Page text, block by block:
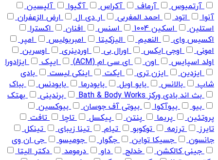
آرتمیوس آرماف آکراس آگیوا
آلپسین
آنوا
اتود احمد المغربی ار دی ال
ارض الزعفران
استلین
اسکین 1004 اسنس افنان
اکسترا
اکسیس وای
النعیم الیزکیتا امبریولیس
امپر
امونی
اوجی ایکس اورال بی اوردینری
اوسرین
اولد اسپایس
اون ای سی ام (ACM) ایپک
ایزادورا
ایزدین
ایزن تری ایکت اینکی لیست
بادی
شاپ
بالانس بایو اویل بایودرما بایودنس
بباک
بث اند بادی ورکز Bath & Body Works
برندینی
بهتک
بیو
بیوآکوا بیوتی آف جوسان
بیوکسین
پروتئین
پریما پنتن پیکسل تاچا
تافت
تایرز
ترزمه توکوبو تیام تینا زیبای
تینکل
جانسون
جسیکا تواین جگوار جومیسو
جی ان وی
جینی کالکشن
خدلج داو درمومد
دکتر الیتا